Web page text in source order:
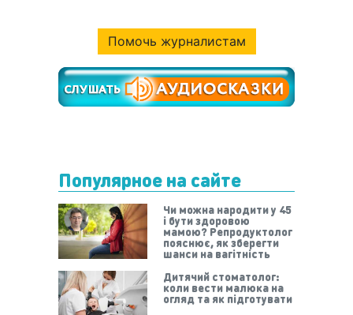
Помочь журналистам
Популярное на сайте
Чи можна народити у 45
і бути здоровою
мамою? Репродуктолог
пояснює, як зберегти
шанси на вагітність
Дитячий стоматолог:
коли вести малюка на
огляд та як підготувати